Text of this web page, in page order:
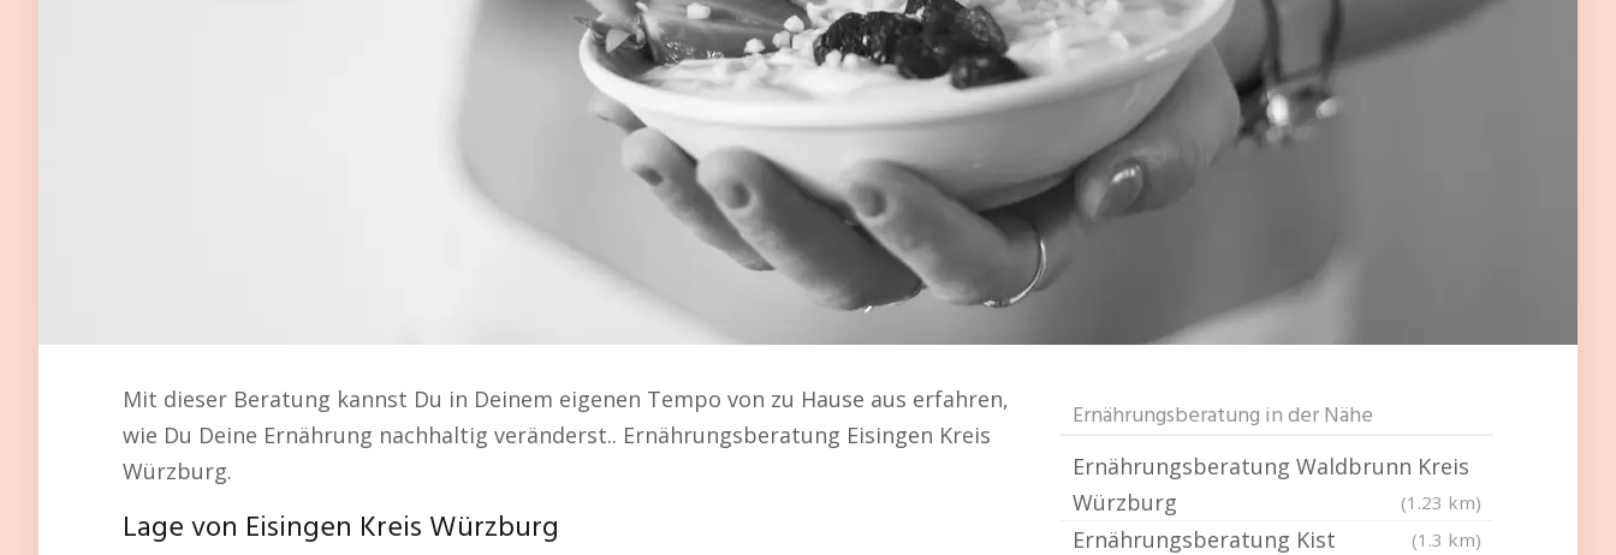
Mit dieser Beratung kannst Du in Deinem eigenen Tempo von zu Hause aus erfahren,
wie Du Deine Ernährung nachhaltig veränderst.. Ernährungsberatung Eisingen Kreis
Würzburg.
Lage von Eisingen Kreis Würzburg
Ernährungsberatung in der Nähe
Ernährungsberatung Waldbrunn Kreis
Würzburg
(1.23 km)
Ernährungsberatung Kist (1.3 km)